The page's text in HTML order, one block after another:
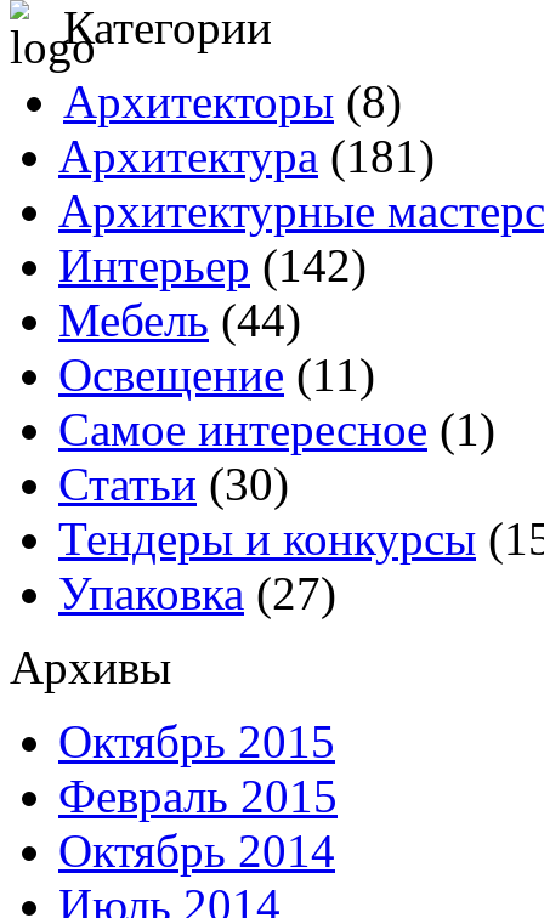
Категории
Архитекторы (8)
Архитектура (181)
Архитектурные
Интерьер (142)
Мебель (44)
Освещение (11)
Самое интересное (1)
Статьи (30)
Тендеры и конкурсы
Упаковка (27)
Архивы
Октябрь 2015
Февраль 2015
Октябрь 2014
Июль 2014